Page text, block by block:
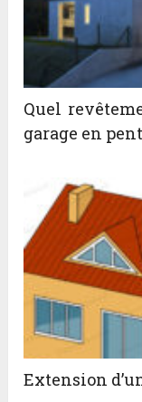
Quel
garage en
Extension